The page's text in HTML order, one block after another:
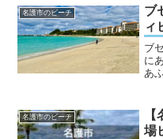
ん
ゆ
名護市のビーチ
ブ
ィ
ブ
に
あ
が
し
名護市のビーチ
場